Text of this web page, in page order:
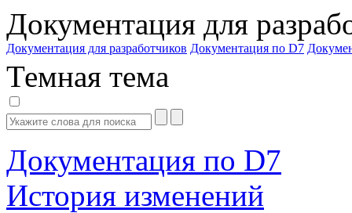
Документация для
Документация для разработчиков Документация по D7
Темная тема
Документация по D7
История изменений